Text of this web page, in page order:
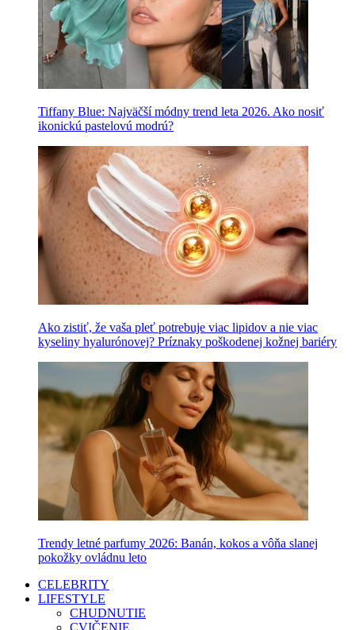
Tiffany Blue: Najväčší módny trend leta 2026. Ako nosiť
ikonickú pastelovú modrú?
Ako zistiť, že vaša pleť potrebuje viac lipidov a nie viac
kyseliny hyalurónovej? Príznaky poškodenej kožnej bariéry
Trendy letné parfumy 2026: Banán, kokos a vôňa slanej
pokožky ovládnu leto
CELEBRITY
LIFESTYLE
CHUDNUTIE
CVIČENIE